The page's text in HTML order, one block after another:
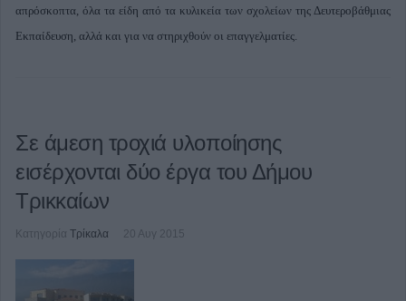
απρόσκοπτα, όλα τα είδη από τα κυλικεία των σχολείων της Δευτεροβάθμιας
Εκπαίδευση, αλλά και για να στηριχθούν οι επαγγελματίες.
Σε άμεση τροχιά υλοποίησης
εισέρχονται δύο έργα του Δήμου
Τρικκαίων
Κατηγορία Τρίκαλα 20 Αυγ 2015